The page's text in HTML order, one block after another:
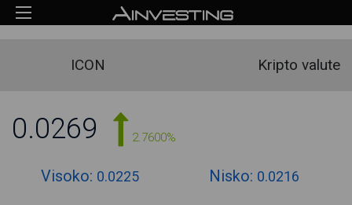
ICON Kripto valute
0.0269 2.7600%
Visoko: 0.0225 Nisko: 0.0216